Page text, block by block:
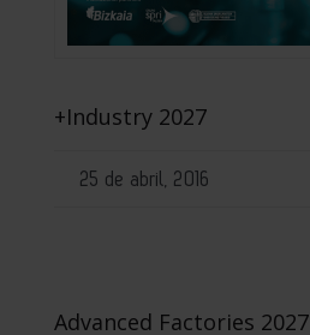
+Industry 2027
25 de abril, 2016
Advanced Factories 2027